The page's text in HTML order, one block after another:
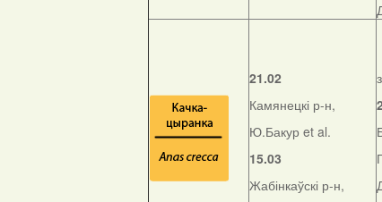
21.02
Камянецкі р-н,
Ю.Бакур et al.
15.03
Жабінкаўскі р-н,